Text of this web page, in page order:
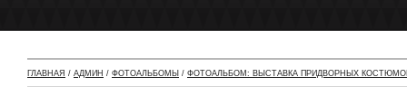
ГЛАВНАЯ / АДМИН / ФОТОАЛЬБОМЫ / ФОТОАЛЬБОМ: ВЫСТАВКА ПРИДВОРНЫХ